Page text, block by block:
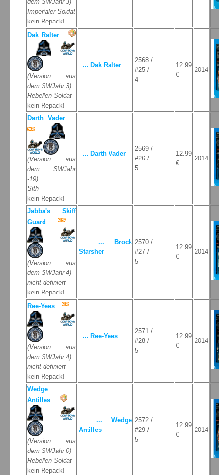
dem SWJahr 3)
Imperialer Soldat
kein Repack!
Dak Ralter
(Version aus
dem SWJahr 3)
Rebellen-Soldat
kein Repack!
... Dak Ralter
2568 /
#25 /
4
12.99
€
2014
Darth Vader
(Version aus
dem SWJahr
-19)
Sith
kein Repack!
... Darth Vader
2569 /
#26 /
5
12.99
€
2014
Jabba's Skiff
Guard
(Version aus
dem SWJahr 4)
nicht definiert
kein Repack!
... Brock
Starsher
2570 /
#27 /
5
12.99
€
2014
Ree-Yees
(Version aus
dem SWJahr 4)
nicht definiert
kein Repack!
... Ree-Yees
2571 /
#28 /
5
12.99
€
2014
Wedge
Antilles
(Version aus
dem SWJahr 0)
Rebellen-Soldat
kein Repack!
... Wedge
Antilles
2572 /
#29 /
5
12.99
€
2014